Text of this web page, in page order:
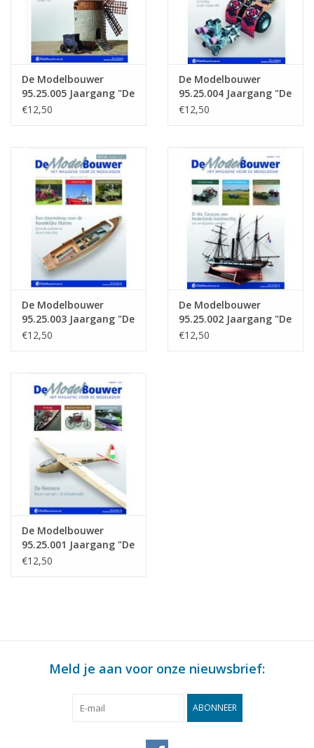
De Modelbouwer
95.25.005 Jaargang "De
Modelbouwer" Editie :
€12,50
De Modelbouwer
95.25.004 Jaargang "De
Modelbouwer" Editie :
€12,50
De Modelbouwer
95.25.003 Jaargang "De
Modelbouwer" Editie :
€12,50
De Modelbouwer
95.25.002 Jaargang "De
Modelbouwer" Editie :
€12,50
De Modelbouwer
95.25.001 Jaargang "De
Modelbouwer" Editie :
€12,50
Meld je aan voor onze nieuwsbrief:
ABONNEER